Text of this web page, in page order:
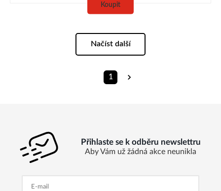
Koupit
Načíst další
1
Přihlaste se k odběru newslettru
Aby Vám už žádná akce neunikla